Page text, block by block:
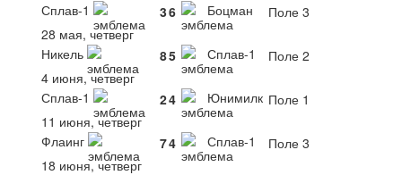
Сплав-1
36 Боцман
Поле 3
28 мая, четверг
Никель
85 Сплав-1
Поле 2
4 июня, четверг
Сплав-1
24 Юнимилк Поле 1
11 июня, четверг
Флаинг
74 Сплав-1
Поле 3
18 июня, четверг